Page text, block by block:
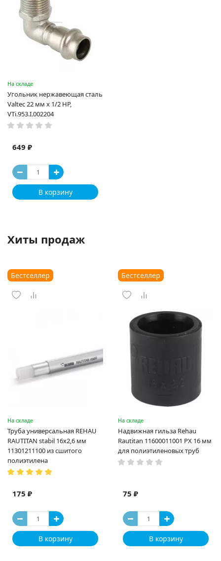
На складе
Угольник нержавеющая сталь
Valtec 22 мм x 1/2 НР,
VTi.953.I.002204
649 ₽
В корзину
Хиты продаж
Бестселлер
На складе
Труба универсальная REHAU
RAUTITAN stabil 16х2,6 мм
11301211100 из сшитого
полиэтилена
175 ₽
В корзину
Бестселлер
На складе
Надвижная гильза Rehau
Rautitan 11600011001 PX 16 мм
для полиэтиленовых труб
75 ₽
В корзину